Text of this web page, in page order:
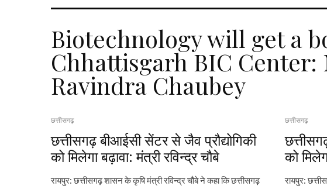
Biotechnology will get a
Chhattisgarh BIC
Ravindra Chaubey
छत्तीसगढ़
छत्तीसगढ़ बीआईसी सेंटर से जैव प्रौद्योगिकी
को मिलेगा बढ़ावा: मंत्री रविन्द्र चौबे
रायपुर: छत्तीसगढ़ शासन के कृषि मंत्री रविन्द्र चौबे ने कहा कि छत्तीसगढ़
छत्तीसगढ़
को
रायपुर: